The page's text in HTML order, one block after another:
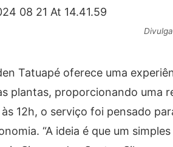
Tatuapé oferece uma
plantas, proporcionando uma
12h, o serviço foi pensado
“A ideia é que um